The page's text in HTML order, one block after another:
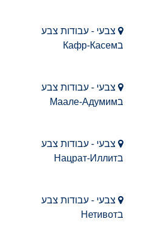
צבעי - עבודות צבע
בКафр-Касем
צבעי - עבודות צבע
בМаале-Адумим
צבעי - עבודות צבע
בНацрат-Иллит
צבעי - עבודות צבע
בНетивот